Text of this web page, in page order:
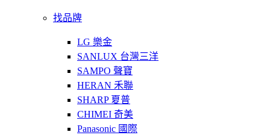
找品牌
LG 樂金
SANLUX 台灣三洋
SAMPO 聲寶
HERAN 禾聯
SHARP 夏普
CHIMEI 奇美
Panasonic 國際